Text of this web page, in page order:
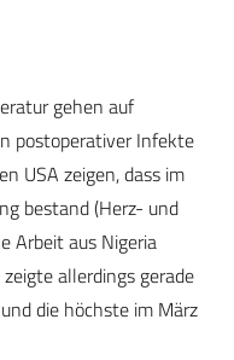
gehen auf
postoperativer Infekte
USA zeigen, dass im
bestand (Herz- und
Arbeit aus Nigeria
allerdings gerade
die höchste im März